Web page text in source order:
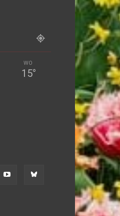
WO
15°